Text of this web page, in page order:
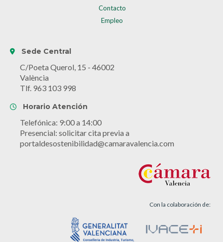
Contacto
Empleo
Sede Central
C/Poeta Querol, 15 - 46002
València
Tlf. 963 103 998
Horario Atención
Telefónica: 9:00 a 14:00
Presencial: solicitar cita previa a
portaldesostenibilidad@camaravalencia.com
Con la colaboración de: